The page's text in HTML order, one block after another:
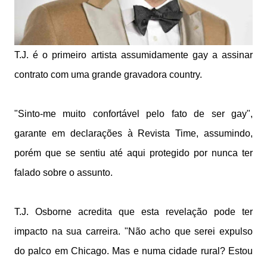
T.J. é o primeiro artista assumidamente gay a assinar
contrato com uma grande gravadora country.
"Sinto-me muito confortável pelo fato de ser gay",
garante em declarações à Revista Time, assumindo,
porém que se sentiu até aqui protegido por nunca ter
falado sobre o assunto.
T.J. Osborne acredita que esta revelação pode ter
impacto na sua carreira. "Não acho que serei expulso
do palco em Chicago. Mas e numa cidade rural? Estou